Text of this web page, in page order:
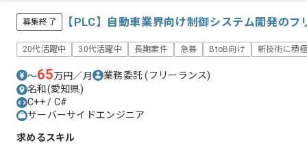
募集終了 【PLC】自動車業界向け制御システム開発の
20代活躍中 30代活躍中 長期案件 急募 BtoB向け 新技術に積
〜65万円／月 業務委託(フリーランス)
名和(愛知県)
C++ / C#
サーバーサイドエンジニア
求めるスキル